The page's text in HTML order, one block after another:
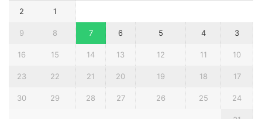
1
2
3
4
5
6
7
8
9
10
11
12
13
14
15
16
17
18
19
20
21
22
23
24
25
26
27
28
29
30